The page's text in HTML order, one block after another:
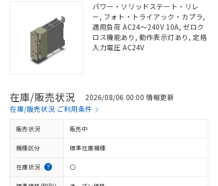
パワー・ソリッドステート・リレ
ー, フォト・トライアック・カプラ,
適用負荷 AC24～240V 10A, ゼロク
ロス機能あり, 動作表示灯あり, 定格
入力電圧 AC24V
在庫/販売状況
2026/08/06 00:00 情報更新
在庫/販売状況 ご利用条件
販売状況 販売中
機種区分 標準在庫機種
在庫状況 〇